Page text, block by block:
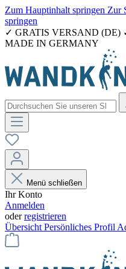
Zum Hauptinhalt springen Zur
springen
✓ GRATIS VERSAND
MADE IN GERMANY
Menü schließen
Ihr Konto
Anmelden
oderregistrieren
Übersicht Persönliches Profil